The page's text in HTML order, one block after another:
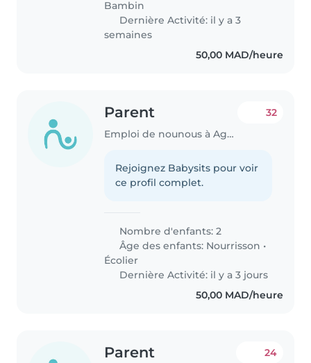
Bambin
Dernière Activité: il y a 3
semaines
50,00 MAD/heure
Parent
Emploi de nounous à Agadir
32
Rejoignez Babysits pour voir
ce profil complet.
Nombre d'enfants: 2
Âge des enfants: Nourrisson •
Écolier
Dernière Activité: il y a 3 jours
50,00 MAD/heure
Parent 24